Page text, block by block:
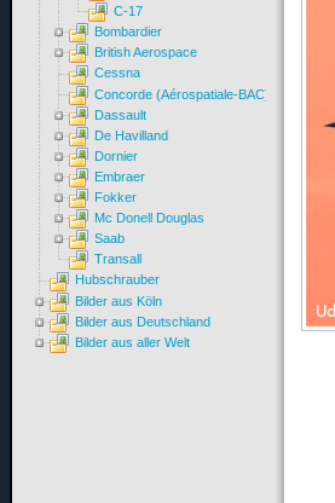
C-17
Bombardier
British Aerospace
Cessna
Concorde (Aérospatiale-BAC)
Dassault
De Havilland
Dornier
Embraer
Fokker
Mc Donell Douglas
Saab
Transall
Hubschrauber
Bilder aus Köln
Bilder aus Deutschland
Bilder aus aller Welt